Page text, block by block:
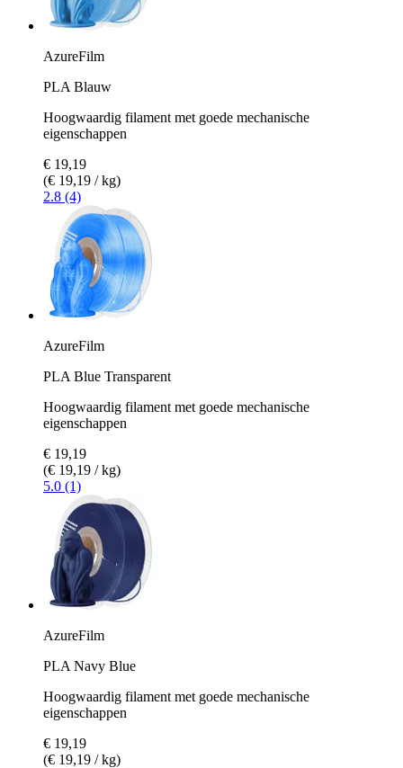
AzureFilm
PLA Blauw
Hoogwaardig filament met goede mechanische
eigenschappen
€ 19,19
(€ 19,19 / kg)
2.8 (4)
AzureFilm
PLA Blue Transparent
Hoogwaardig filament met goede mechanische
eigenschappen
€ 19,19
(€ 19,19 / kg)
5.0 (1)
AzureFilm
PLA Navy Blue
Hoogwaardig filament met goede mechanische
eigenschappen
€ 19,19
(€ 19,19 / kg)